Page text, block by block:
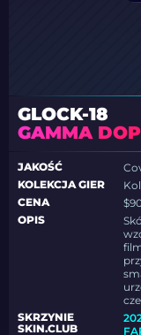
GLOCK-18
GAMMA
JAKOŚĆ
KOLEKCJA GIER
CENA
OPIS
SKRZYNIE
SKIN.CLUB